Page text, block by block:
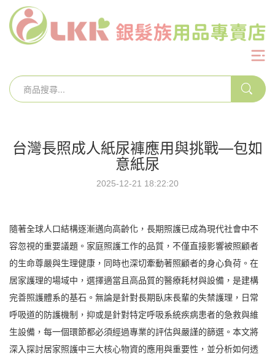
台灣長照成人紙尿褲應用與挑戰—包如
意紙尿
2025-12-21 18:22:20
隨著全球人口結構逐漸邁向高齡化，長期照護已成為現代社會中不
容忽視的重要議題。家庭照護工作的品質，不僅直接影響被照顧者
的生命尊嚴與生理健康，同時也深切牽動著照顧者的身心負荷。在
居家護理的場域中，選擇適當且高品質的醫療耗材與設備，是建構
完善照護體系的基石。無論是針對長期臥床長輩的失禁護理，日常
呼吸道的防護機制，抑或是針對特定呼吸系統疾病患者的急救與維
生設備，每一個環節都必須經過專業的評估與嚴謹的篩選。本文將
深入探討居家照護中三大核心物資的應用與重要性，並分析如何透